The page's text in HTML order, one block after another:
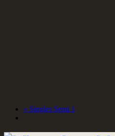
« Singles Semi 1